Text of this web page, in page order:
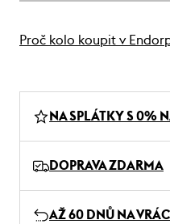
Proč kolo koupit v
NA SPLÁTKY S 0%
DOPRAVA ZDARMA
AŽ 60 DNŮ NA